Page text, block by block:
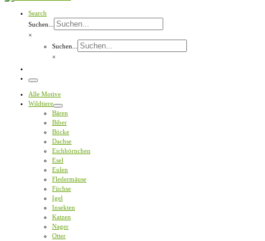
Search
Suchen...
×
Suchen...
×
Menü
Alle Motive
Wildtiere
Bären
Biber
Böcke
Dachse
Eichhörnchen
Esel
Eulen
Fledermäuse
Füchse
Igel
Insekten
Katzen
Nager
Otter